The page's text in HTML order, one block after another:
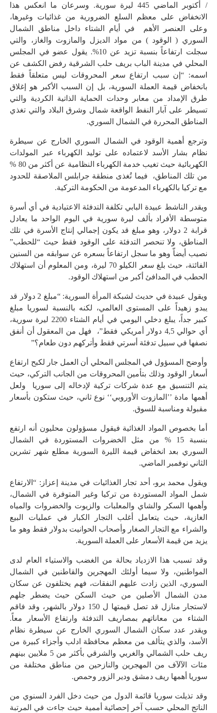
/ أكتوبر الماضي 445 ليرة سورية. وسرعان ما انعكس هذا
الانخفاض على معظم السلع الضرورية من غذائيات وغيرها،
وعلى العنصر الأهم في أيام الشتاء داخل مناطق الشمال
السوري ( الوقود ) من مواد الديزل والمازوت والغاز، والتي
سجلت ارتفاعاً بنسبة تزيد عن 10%. يقول عضو في المجلس
المحلي في مدينة الباب بريف حلب الشرقية رفض الكشف عن
اسمه: “إن سبب ارتفاع سعر المحروقات ليس متعلقاً فقط
بانخفاض قيمة العملة السورية، بل إن السبب الأكبر هو إغلاق
طرق الإمداد من معابر وحدات الحماية الذاتية الكردية والتي
تسيطر على آبار النفط الواقعة شمال وشرق البلاد والتي تغذي
المناطق المحررة في الشمال السوري.
وترجع أهمية الوقود في الشمال السوري الخارج عن سيطرة
نظام بشار الأسد لاعتماده على توليد الكهرباء عبر المولدات
الكهربائية حيث تغيب خدمة الكهرباء النظامية عن أكثر من 80 %
من تلك المناطق، فيما تُغذى منطقة جرابلس الملاصقة للحدود
مع تركيا بالكهرباء المدعومة من الحكومة التركية.
ويقدر الناشط عبيدة البابي تكلفة التدفئة الاعتيادية في أي أسرة
متوسطة الأفراد بألف ليرة سورية في اليوم الواحد ما يعادل
قرابة 2 دولار، وهو مبلغ قد يكون إجمالي إنتاج الأسرة في تلك
المناطق، ولا تنحصر التدفئة على الوقود فقط حيث “للحطب”
نصيب أيضاّ وهو ما سجل ارتفاعاً بسعره عن سوابقه من السنين
الفائتة، حيث بلغ سعر الكيلو 70 ليرة، ومن المعلوم أن استهلاك
الحطب في المدافئ أكبر من استهلاك الوقود.
ويقول عبيدة في حديث لشبكة المرأة السورية: “مبلغ 2 دولار قد
يبدو زهيداً على المستوى العالمي، لكنه بالنسبة لسوريا مبلغ
كبير جداً، يبلغ دخلي اليومي في أيام الشتاء 2200 ليرة سورية،
أي حوالي 4,5 دولار أمريكي فقط”، فهل من المعقول أن أنفق
نصفها في سبيل تدفئة أسرتي فقط وأتركهم دون طعام؟”
وأوضح المسؤول في المجلس المحلي أن العمل جار لكبح ارتفاع
أسعار الوقود وذلك بتأمين المحروقات من الجانب التركي، حيث
يتم التنسيق مع عدة شركات تركية لإدخاله إلى سوريا ولعل
أهمها مادة ’’المازوت الأوروبي‘‘ نوع ثاني، حيث ستكون بأسعار
مقبولة ومناسبة للسوق.
أما بخصوص المواد الغذائية فيقول مسؤولون محليون أنه ارتفع
بنسبة 15 % من مثل الخضروات المستوردة في الشمال
السوري بعد انخفاض قيمة الليرة السورية مطلع شهر تشرين
الثاني نوفمبر الماضي.
ويقول محمد برو، أحد تجار الغذائيات في مدينة إعزاز: “الارتفاع
شمل المواد المستوردة من تركيا وغير المتوفرة في الشمال،
وأهمها السكر والشاي والمعلبات والزيوت والخضروات والمياه
الغازية، حيث يتعامل أغلب التجار الكبار في عمليات البيع
والشراء مع التجار الصغار وأصحاب الحوانيت بدولار فقط وهو ما
يزيد من قيمة الأسعار على العملة السورية.
وقد تسبب هذا الازدياد بحالة من الغضب والاستياء العام لدى
المواطنين، ولا سيما أولئك المهجرين والقاطنين في الشمال
السوري، الذين زادت عليهم النفقات، فهم يختلفون عن سكان
مدن الشمال الأصلين من حيث السكن حيث يضطر جلهم
لاستجار منازل قد تصل قيمتها ل 150 دولار بالشهر، وقد فاقم
الشتاء من معاناتهم بمصاريف التدفئة وارتفاع الأسعار معاً.
ويقدر عدد سكان الشمال السوري الخارج عن سيطرة نظام
الأسد، والذي يتألف من معظم محافظة ادلب وأجزاء كبيرة من
ريف حلب الشمالي والغربي والشرقي بأكثر من 5 ملايين بينهم
مئات الآلآف من المهجرين والنازحين من مناطق مختلفة من
سوريا أهمها ريف دمشق ودير الزور وحمص.
وقد تذيلت سوريا قائمة الدول من حيث دخل الفرد السنوي من
الناتج المحلي حسب آخر إحصائية أممية حيث جاءت في المرتبة